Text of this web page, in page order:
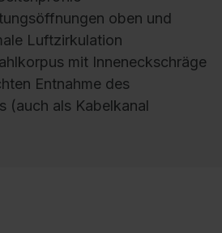
oben und
Luftzirkulation
mit Inneneckschräge
Entnahme des
(auch als Kabelkanal